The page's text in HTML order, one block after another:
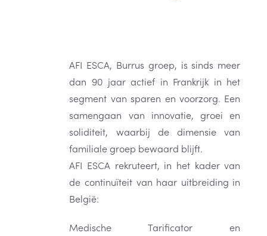
AFI ESCA, Burrus groep, is sinds meer
dan 90 jaar actief in Frankrijk in het
segment van sparen en voorzorg. Een
samengaan van innovatie, groei en
soliditeit, waarbij de dimensie van
familiale groep bewaard blijft.
AFI ESCA rekruteert, in het kader van
de continuïteit van haar uitbreiding in
België:
Medische Tarificator en